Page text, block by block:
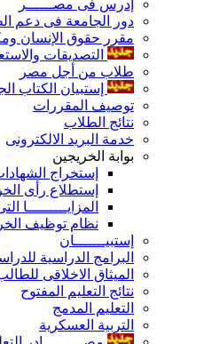
إدرس فى مصــــــر
دور الجامعة فى دعم
مقرر حقوق الإنسان
التصديقات
طلاب من أجل مصر
إستبيان الكتاب
توصيف المقررات
نتائج الطلاب
خدمة البريد الالكترونى
بوابة الخريجين
إستخراج
إستطلاع رأى
نظام توظيف
إستبيـــــــان
البرامج الدراسية
الميثاق الاخلاقى
نتائج التعليم المفتوح
التعليم المدمج
التربية العسكرية